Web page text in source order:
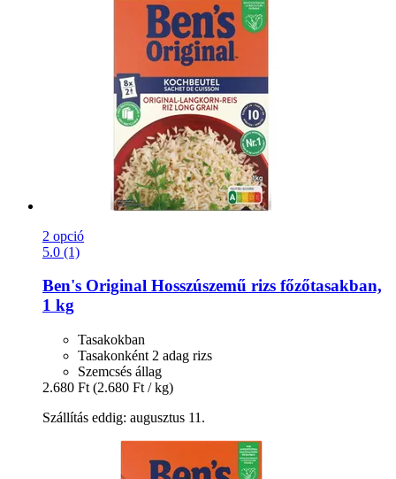
2 opció
5.0 (1)
Ben's Original Hosszúszemű rizs főzőtasakban,
1 kg
Tasakokban
Tasakonként 2 adag rizs
Szemcsés állag
2.680 Ft (2.680 Ft / kg)
Szállítás eddig: augusztus 11.